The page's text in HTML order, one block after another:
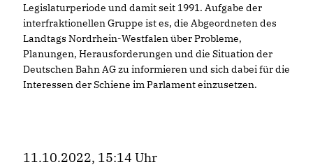
Legislaturperiode und damit seit 1991. Aufgabe der
interfraktionellen Gruppe ist es, die Abgeordneten des
Landtags Nordrhein-Westfalen über Probleme,
Planungen, Herausforderungen und die Situation der
Deutschen Bahn AG zu informieren und sich dabei für die
Interessen der Schiene im Parlament einzusetzen.
11.10.2022, 15:14 Uhr